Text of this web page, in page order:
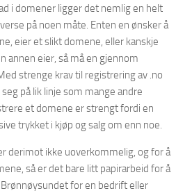
i domener ligger det nemlig en helt
på noen måte. Enten en ønsker å
eier et slikt domene, eller kanskje
annen eier, så må en gjennom
strenge krav til registrering av .no
på lik linje som mange andre
et domene er strengt fordi en
trykket i kjøp og salg om enn noe.
derimot ikke uoverkommelig, og for å
så er det bare litt papirarbeid for å
for en bedrift eller